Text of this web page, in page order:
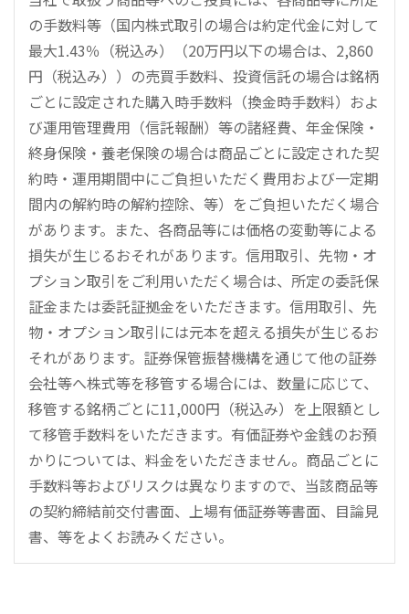
の手数料等（国内株式取引の場合は約定代金に対して
最大1.43％（税込み）（20万円以下の場合は、2,860
円（税込み））の売買手数料、投資信託の場合は銘柄
ごとに設定された購入時手数料（換金時手数料）およ
び運用管理費用（信託報酬）等の諸経費、年金保険・
終身保険・養老保険の場合は商品ごとに設定された契
約時・運用期間中にご負担いただく費用および一定期
間内の解約時の解約控除、等）をご負担いただく場合
があります。また、各商品等には価格の変動等による
損失が生じるおそれがあります。信用取引、先物・オ
プション取引をご利用いただく場合は、所定の委託保
証金または委託証拠金をいただきます。信用取引、先
物・オプション取引には元本を超える損失が生じるお
それがあります。証券保管振替機構を通じて他の証券
会社等へ株式等を移管する場合には、数量に応じて、
移管する銘柄ごとに11,000円（税込み）を上限額とし
て移管手数料をいただきます。有価証券や金銭のお預
かりについては、料金をいただきません。商品ごとに
手数料等およびリスクは異なりますので、当該商品等
の契約締結前交付書面、上場有価証券等書面、目論見
書、等をよくお読みください。